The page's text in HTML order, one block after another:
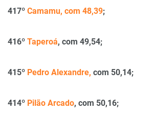
417º Camamu, com 48,39;
416º Taperoá, com 49,54;
415º Pedro Alexandre, com 50,14;
414º Pilão Arcado, com 50,16;